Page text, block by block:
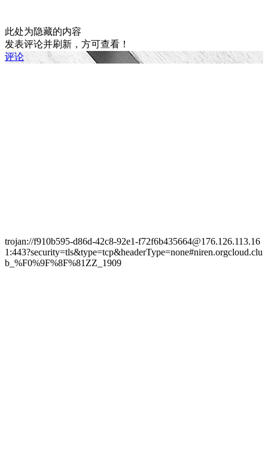
此处为隐藏的内容
发表评论并刷新，方可查看！
评论
trojan://f910b595-d86d-42c8-92e1-f72f6b435664@176.126.113.16
1:443?security=tls&type=tcp&headerType=none#niren.orgcloud.clu
b_%F0%9F%8F%81ZZ_1909